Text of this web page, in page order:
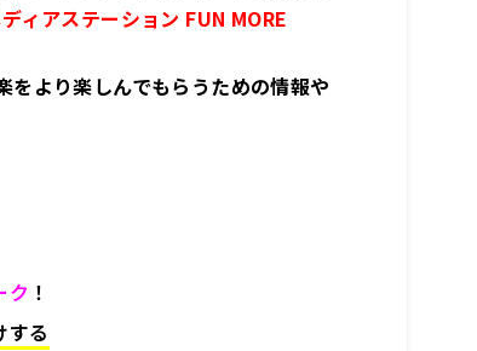
ディアステーション FUN MORE
をより楽しんでもらうための情報や
ク ！
する